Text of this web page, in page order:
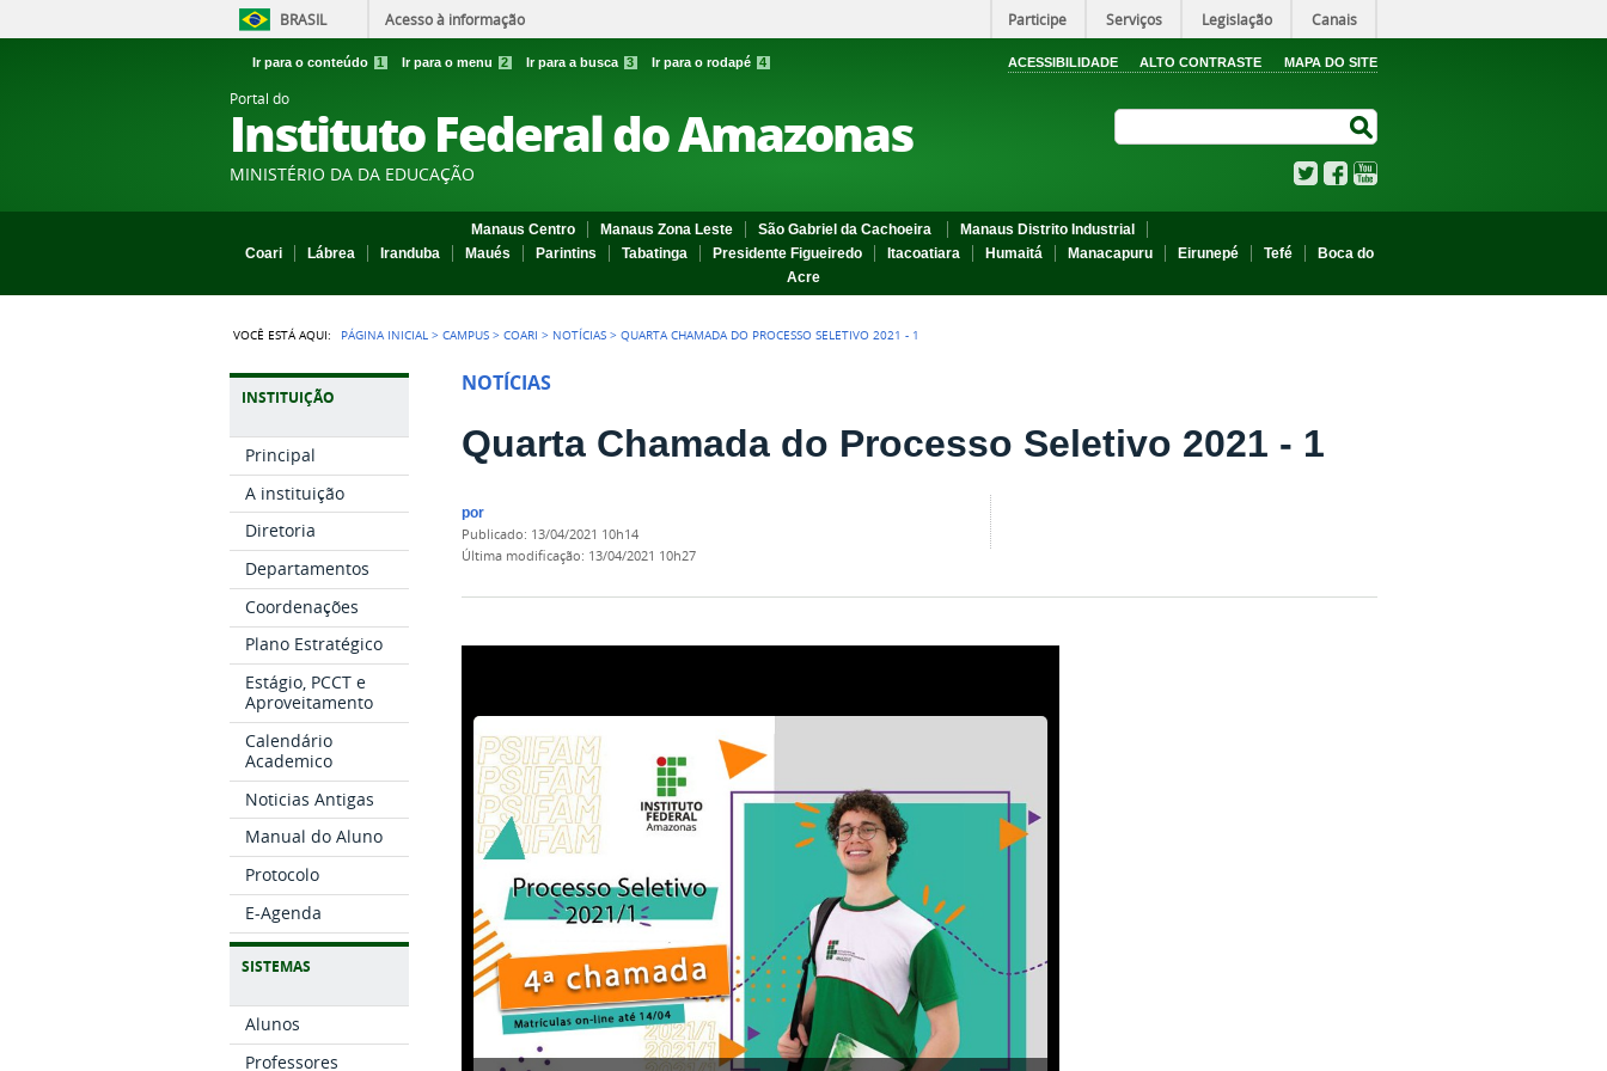
BRASIL Acesso à informação Participe Serviços Legislação Canais
Ir para o conteúdo 1 Ir para o menu 2 Ir para a busca 3 Ir para o rodapé 4 ACESSIBILIDADE ALTO CONTRASTE MAPA DO SITE
Portal do
Instituto Federal do Amazonas
MINISTÉRIO DA DA EDUCAÇÃO TwitterFacebook
Manaus Centro Manaus Zona Leste São Gabriel da Cachoeira
Manaus Distrito Industrial
Coari
Lábrea Iranduba Maués Parintins Tabatinga Presidente Figueiredo Itacoatiara Humaitá Manacapuru Eirunepé Tefé
Boca do
Acre
VOCÊ ESTÁ AQUI: PÁGINA INICIAL >CAMPUS >COARI > NOTÍCIAS >QUARTA CHAMADA DO PROCESSO SELETIVO 2021 - 1
INSTITUIÇÃO
Principal
A instituição
Diretoria
Departamentos
Coordenações
Plano Estratégico
Estágio, PCCT e
Aproveitamento
Calendário
Academico
Noticias Antigas
Manual do Aluno
Protocolo
E-Agenda
SISTEMAS
Alunos
Professores
NOTÍCIAS
Quarta Chamada do Processo Seletivo 2021 - 1
por
publicado: 13/04/2021 10h14
última modificação: 13/04/2021 10h27